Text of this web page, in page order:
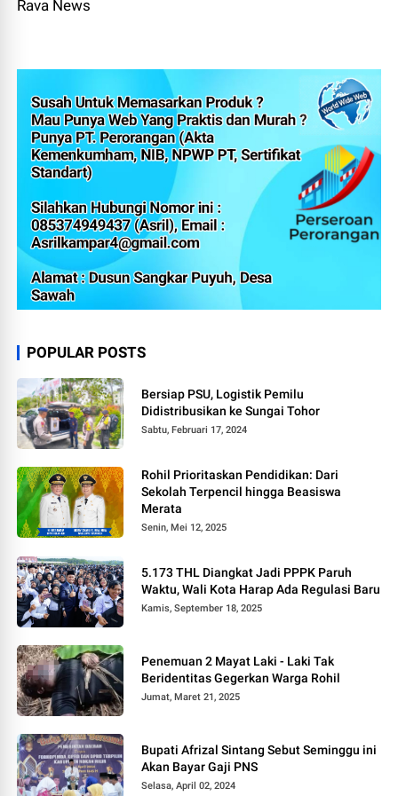
Rava News
POPULAR POSTS
Bersiap PSU, Logistik Pemilu
Didistribusikan ke Sungai Tohor
Sabtu, Februari 17, 2024
Rohil Prioritaskan Pendidikan: Dari
Sekolah Terpencil hingga Beasiswa
Merata
Senin, Mei 12, 2025
5.173 THL Diangkat Jadi PPPK Paruh
Waktu, Wali Kota Harap Ada Regulasi Baru
Kamis, September 18, 2025
Penemuan 2 Mayat Laki - Laki Tak
Beridentitas Gegerkan Warga Rohil
Jumat, Maret 21, 2025
Bupati Afrizal Sintang Sebut Seminggu ini
Akan Bayar Gaji PNS
Selasa, April 02, 2024